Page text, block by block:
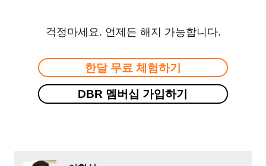
걱정마세요. 언제든 해지 가능합니다.
한달 무료 체험하기
DBR 멤버십 가입하기